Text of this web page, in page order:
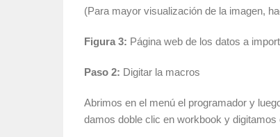
(Para mayor visualización de la imagen,
Figura 3: Página web de los datos a
Paso 2: Digitar la macros
Abrimos en el menú el programador y
damos doble clic en workbook y digitamos